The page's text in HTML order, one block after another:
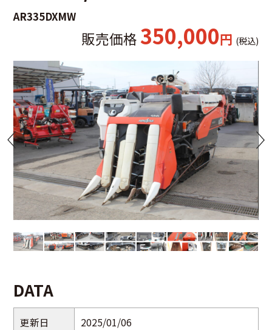
AR335DXMW
販売価格350,000円 (税込)
DATA
更新日 2025/01/06